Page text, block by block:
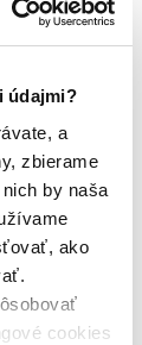
údajmi?
a
zbierame
by naša
ako
cookies
(bez
stav
- mierne